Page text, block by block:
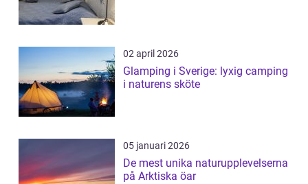
02 april 2026
Glamping i Sverige: lyxig camping
i naturens sköte
05 januari 2026
De mest unika naturupplevelserna
på Arktiska öar